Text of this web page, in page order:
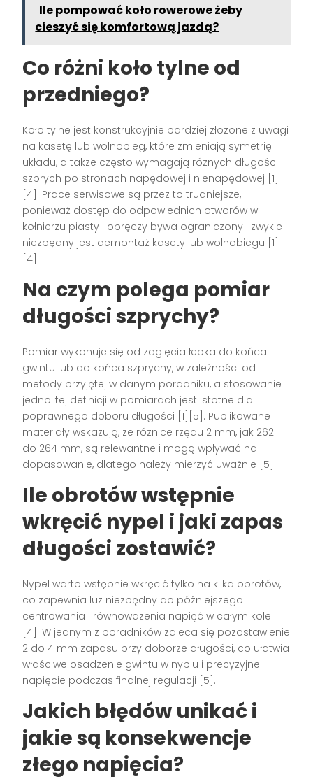
Ile pompować koło rowerowe żeby
cieszyć się komfortową jazdą?
Co różni koło tylne od
przedniego?
Koło tylne jest konstrukcyjnie bardziej złożone z uwagi
na kasetę lub wolnobieg, które zmieniają symetrię
układu, a także często wymagają różnych długości
szprych po stronach napędowej i nienapędowej [1]
[4]. Prace serwisowe są przez to trudniejsze,
ponieważ dostęp do odpowiednich otworów w
kołnierzu piasty i obręczy bywa ograniczony i zwykle
niezbędny jest demontaż kasety lub wolnobiegu [1]
[4].
Na czym polega pomiar
długości szprychy?
Pomiar wykonuje się od zagięcia łebka do końca
gwintu lub do końca szprychy, w zależności od
metody przyjętej w danym poradniku, a stosowanie
jednolitej definicji w pomiarach jest istotne dla
poprawnego doboru długości [1][5]. Publikowane
materiały wskazują, że różnice rzędu 2 mm, jak 262
do 264 mm, są relewantne i mogą wpływać na
dopasowanie, dlatego należy mierzyć uważnie [5].
Ile obrotów wstępnie
wkręcić nypel i jaki zapas
długości zostawić?
Nypel warto wstępnie wkręcić tylko na kilka obrotów,
co zapewnia luz niezbędny do późniejszego
centrowania i równoważenia napięć w całym kole
[4]. W jednym z poradników zaleca się pozostawienie
2 do 4 mm zapasu przy doborze długości, co ułatwia
właściwe osadzenie gwintu w nyplu i precyzyjne
napięcie podczas finalnej regulacji [5].
Jakich błędów unikać i
jakie są konsekwencje
złego napięcia?